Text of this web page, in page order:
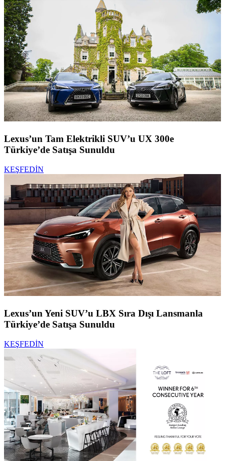
Lexus’un Tam Elektrikli SUV’u UX 300e
Türkiye’de Satışa Sunuldu
KEŞFEDİN
Lexus’un Yeni SUV’u LBX Sıra Dışı Lansmanla
Türkiye’de Satışa Sunuldu
KEŞFEDİN